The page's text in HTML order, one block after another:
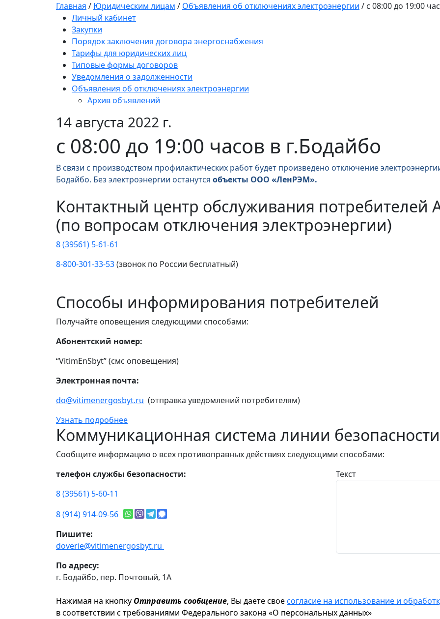
Главная / Юридическим лицам / Объявления об отключениях электроэнергии / с 08:00 до 19:00
Личный кабинет
Закупки
Порядок заключения договора энергоснабжения
Тарифы для юридических лиц
Типовые формы договоров
Уведомления о задолженности
Объявления об отключениях электроэнергии
Архив объявлений
14 августа 2022 г.
с 08:00 до 19:00 часов в г.Бодайбо
В связи с производством профилактических работ будет произведено отключение
Бодайбо. Без электроэнергии останутся объекты ООО «ЛенРЭМ».
Контактный центр обслуживания потребителей
(по вопросам отключения электроэнергии)
8 (39561) 5-61-61
8-800-301-33-53(звонок по России бесплатный)
Способы информирования потребителей
Получайте оповещения следующими способами:
Абонентский номер:
“VitimEnSbyt” (смс оповещения)
Электронная почта:
do@vitimenergosbyt.ru (отправка уведомлений потребителям)
Узнать подробнее
Коммуникационная система линии безопасности
Сообщите информацию о всех противоправных действиях следующими способами:
телефон службы безопасности:
8 (39561) 5-60-11
8 (914) 914-09-56
Пишите:
doverie@vitimenergosbyt.ru
По адресу:
г. Бодайбо, пер. Почтовый, 1А
Текст
Нажимая на кнопку Отправить сообщение, Вы даете своесогласие на использование и
в соответствии с требованиями Федерального закона «О персональных данных»